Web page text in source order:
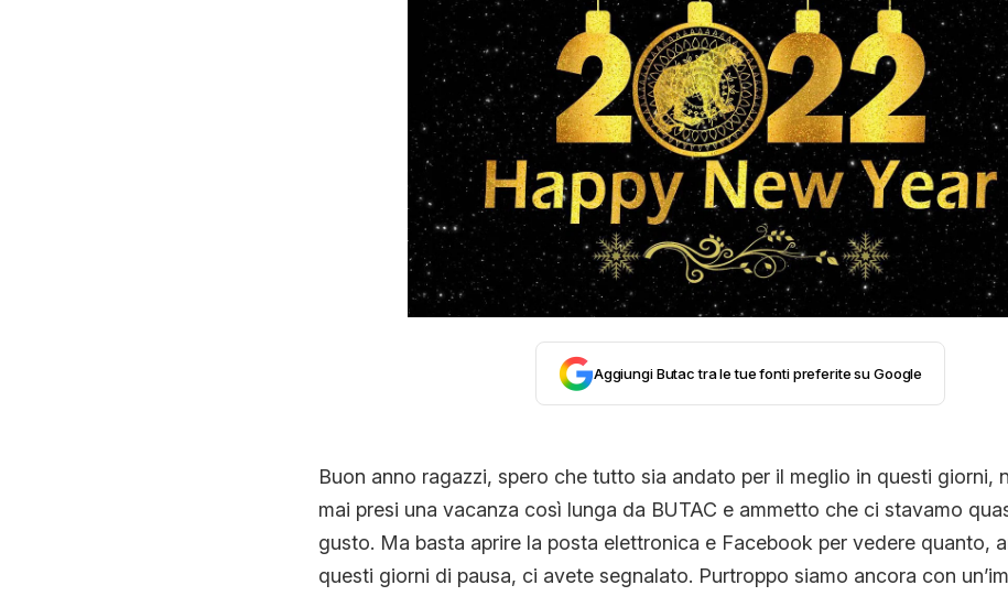
STORIA E CITAZIONI
INTRATTENIMENTO
COMPLOTTI, LEGGENDE URBANE ED EVERGREEN
EDITORIALI
TRUFFE E SOCIAL NETWORK
CONTATTI
Aggiungi Butac tra le tue fonti preferite su Google
Buon anno ragazzi, spero che tutto sia andato per il meglio in questi giorni,
mai presi una vacanza così lunga da BUTAC e ammetto che ci stavamo
gusto. Ma basta aprire la posta elettronica e Facebook per vedere quanto,
questi giorni di pausa, ci avete segnalato. Purtroppo siamo ancora con